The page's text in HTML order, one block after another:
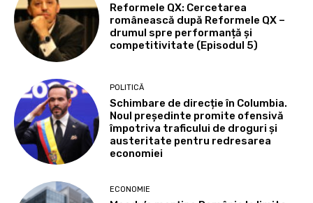
Reformele QX: Cercetarea
românească după Reformele QX –
drumul spre performanță și
competitivitate (Episodul 5)
POLITICĂ
Schimbare de direcție în Columbia.
Noul președinte promite ofensivă
împotriva traficului de droguri și
austeritate pentru redresarea
economiei
ECONOMIE